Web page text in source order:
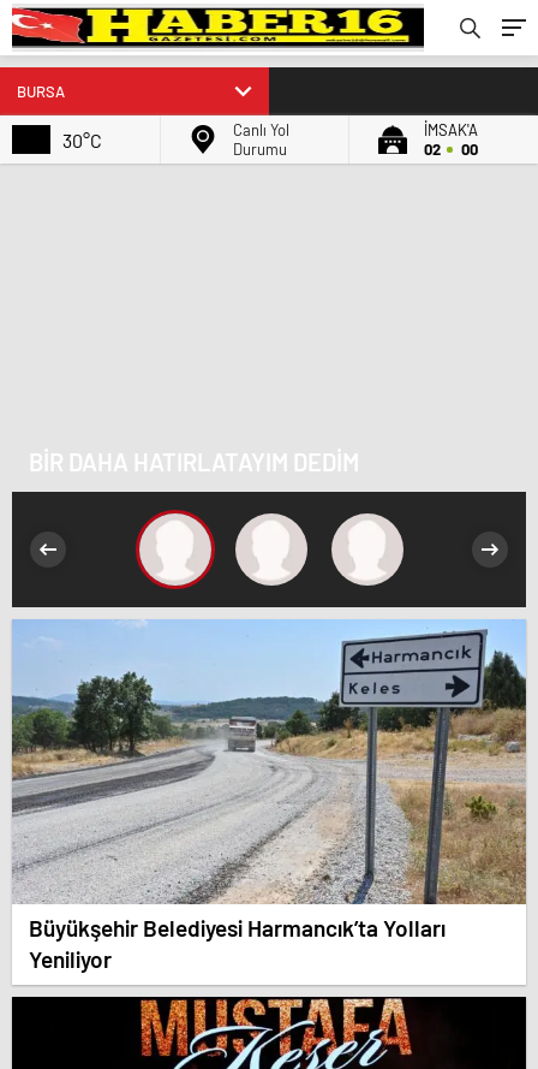
30°C
Canlı Yol
Durumu
İMSAK'A
02
00
BİR DAHA HATIRLATAYIM DEDİM
Büyükşehir Belediyesi Harmancık’ta Yolları
Yeniliyor